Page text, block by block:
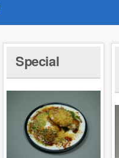
Special